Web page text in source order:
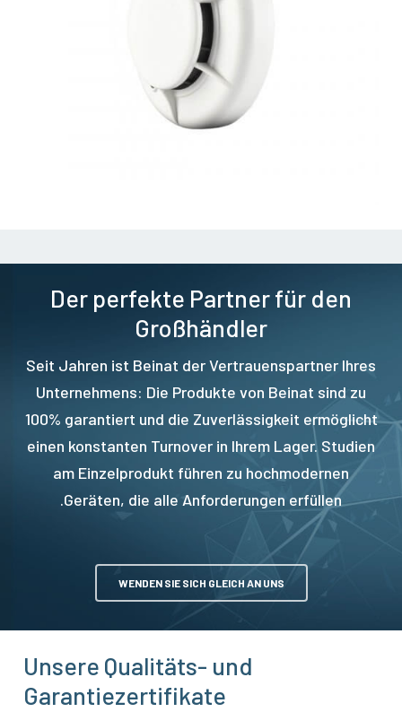
Der perfekte Partner für den
Großhändler
Seit Jahren ist Beinat der Vertrauenspartner Ihres
Unternehmens: Die Produkte von Beinat sind zu
100% garantiert und die Zuverlässigkeit ermöglicht
einen konstanten Turnover in Ihrem Lager. Studien
am Einzelprodukt führen zu hochmodernen
Geräten, die alle Anforderungen erfüllen.
WENDEN SIE SICH GLEICH AN UNS
Unsere Qualitäts- und
Garantiezertifikate